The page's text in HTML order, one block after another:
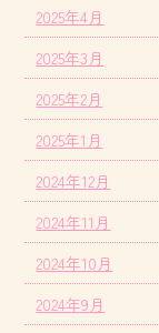
2025年4月
2025年3月
2025年2月
2025年1月
2024年12月
2024年11月
2024年10月
2024年9月